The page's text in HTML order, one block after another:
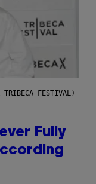
TRIBECA FESTIVAL)
Fully